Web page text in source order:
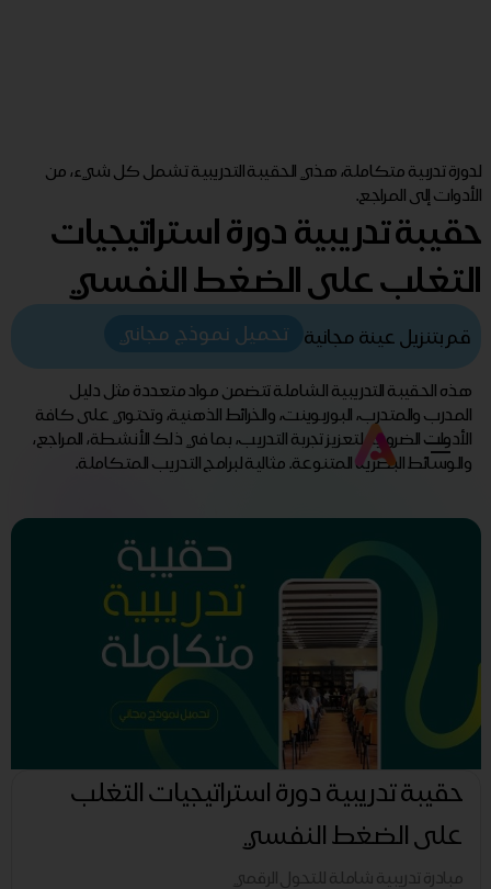
لدورة تدربية متكاملة، هذي الحقيبة التدريبية تشمل كل شيء، من
الأدوات إلى المراجع.
حقيبة تدريبية دورة استراتيجيات
التغلب على الضغط النفسي
قم بتنزيل عينة مجانية تحميل نموذج مجاني
هذه الحقيبة التدريبية الشاملة تتضمن مواد متعددة مثل دليل
المدرب والمتدرب، البوربوينت، والخرائط الذهنية، وتحتوي على كافة
الأدوات الضرورية لتعزيز تجربة التدريب، بما في ذلك الأنشطة، المراجع،
والوسائط البصرية المتنوعة. مثالية لبرامج التدريب المتكاملة.
حقيبة تدريبية دورة استراتيجيات التغلب
على الضغط النفسي
مبادرة تدريبية شاملة للتحول الرقمي